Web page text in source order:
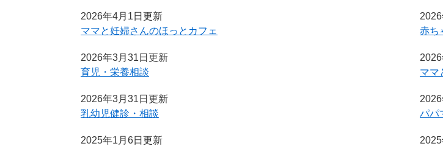
2026年4月1日更新
ママと妊婦さんのほっとカフェ
2026年3月31日更新
育児・栄養相談
2026年3月31日更新
乳幼児健診・相談
2025年1月6日更新
赤ち
ママ
パパ